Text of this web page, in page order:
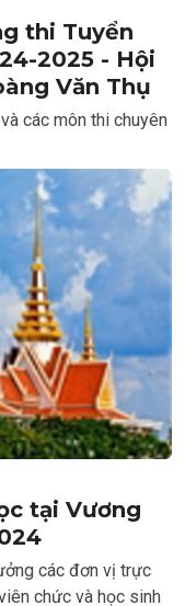
thi Tuyển
2025 - Hội
Văn Thụ
các môn thi chuyên
tại Vương
các đơn vị trực
chức và học sinh